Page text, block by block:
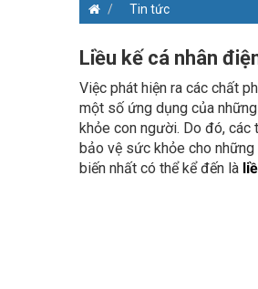
Tin tức
Liều kế cá nhân
Việc phát hiện ra các chất
một số ứng dụng của
khỏe con người. Do đó,
bảo vệ sức khỏe cho
biến nhất có thể kể đến là